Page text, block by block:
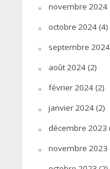
novembre 2024
octobre 2024(4)
septembre 2024
août 2024(2)
février 2024(2)
janvier 2024(2)
décembre 2023
novembre 2023